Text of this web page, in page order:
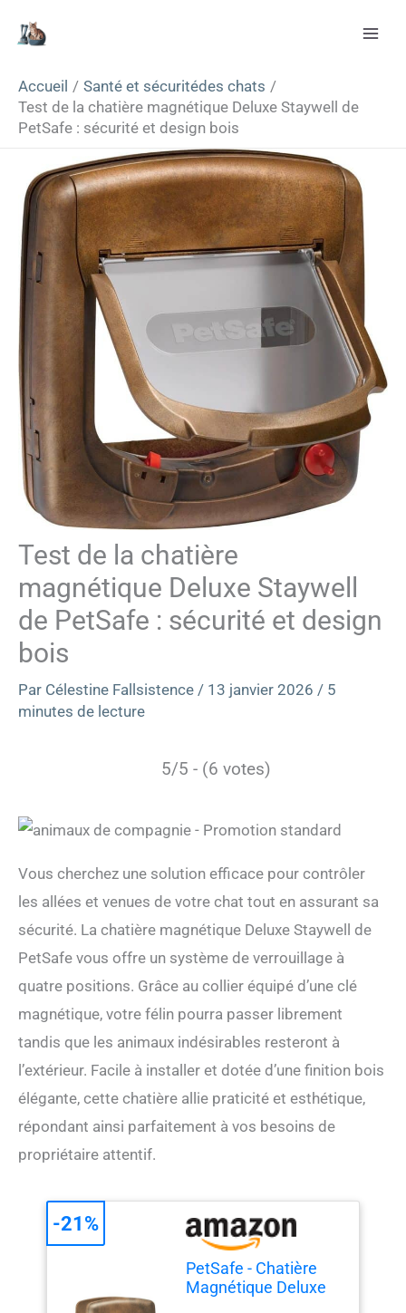
Accueil
Santé et sécuritédes chats
Test de la chatière magnétique Deluxe Staywell de
PetSafe : sécurité et design bois
Test de la chatière
magnétique Deluxe Staywell
de PetSafe : sécurité et design
bois
Par Célestine Fallsistence / 13 janvier 2026 / 5
minutes de lecture
5/5 - (6 votes)
Vous cherchez une solution efficace pour contrôler
les allées et venues de votre chat tout en assurant sa
sécurité. La chatière magnétique Deluxe Staywell de
PetSafe vous offre un système de verrouillage à
quatre positions. Grâce au collier équipé d’une clé
magnétique, votre félin pourra passer librement
tandis que les animaux indésirables resteront à
l’extérieur. Facile à installer et dotée d’une finition bois
élégante, cette chatière allie praticité et esthétique,
répondant ainsi parfaitement à vos besoins de
propriétaire attentif.
PetSafe - Chatière
Magnétique Deluxe
-21%